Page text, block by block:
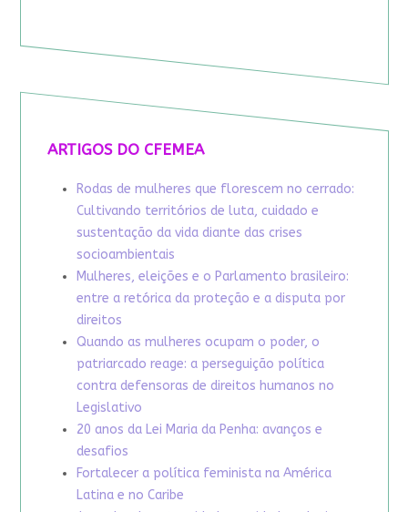
ARTIGOS DO CFEMEA
Rodas de mulheres que florescem no cerrado:
Cultivando territórios de luta, cuidado e
sustentação da vida diante das crises
socioambientais
Mulheres, eleições e o Parlamento brasileiro:
entre a retórica da proteção e a disputa por
direitos
Quando as mulheres ocupam o poder, o
patriarcado reage: a perseguição política
contra defensoras de direitos humanos no
Legislativo
20 anos da Lei Maria da Penha: avanços e
desafios
Fortalecer a política feminista na América
Latina e no Caribe